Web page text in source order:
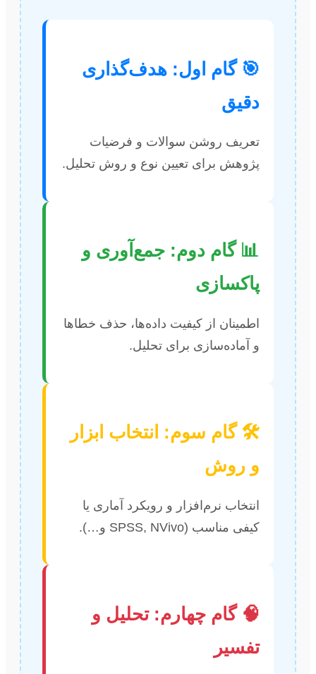
🎯 گام اول: هدف‌گذاری
دقیق
تعریف روشن سوالات و فرضیات
پژوهش برای تعیین نوع و روش تحلیل.
📊 گام دوم: جمع‌آوری و
پاکسازی
اطمینان از کیفیت داده‌ها، حذف خطاها
و آماده‌سازی برای تحلیل.
🛠️ گام سوم: انتخاب ابزار
و روش
انتخاب نرم‌افزار و رویکرد آماری یا
کیفی مناسب (SPSS, NVivo و…).
🧠 گام چهارم: تحلیل و
تفسیر